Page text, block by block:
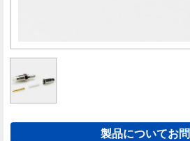
製品についてお